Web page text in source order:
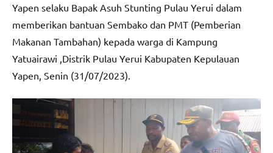
Yapen selaku Bapak Asuh Stunting Pulau Yerui dalam
memberikan bantuan Sembako dan PMT (Pemberian
Makanan Tambahan) kepada warga di Kampung
Yatuairawi ,Distrik Pulau Yerui Kabupaten Kepulauan
Yapen, Senin (31/07/2023).